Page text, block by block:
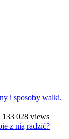
i sposoby walki.
133 028 views
z nią radzić?